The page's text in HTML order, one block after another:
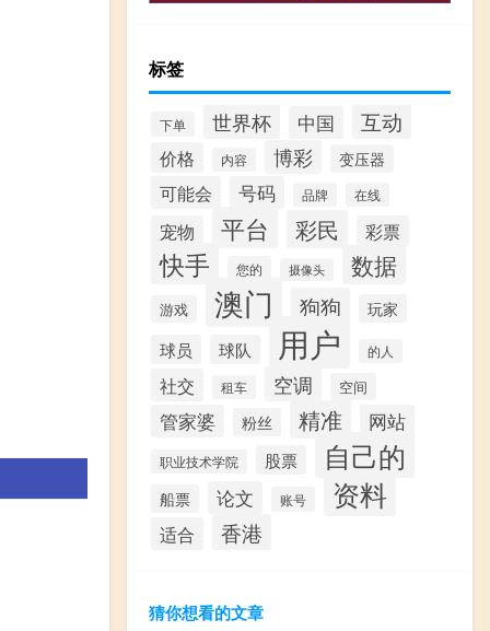
标签
下单 世界杯 中国 互动
价格 内容 博彩 变压器
可能会 号码 品牌 在线
宠物 平台 彩民 彩票
快手 您的 摄像头 数据
游戏 澳门 狗狗 玩家
球员 球队 用户 的人
社交 租车 空调 空间
管家婆 粉丝 精准 网站
职业技术学院 股票 自己的
船票 论文 账号 资料
适合 香港
猜你想看的文章